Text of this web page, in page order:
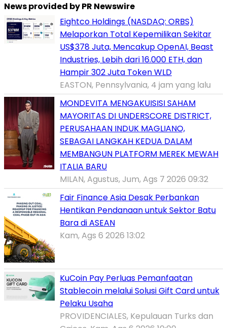
News provided by PR Newswire
Eightco Holdings (NASDAQ: ORBS)
Melaporkan Total Kepemilikan Sekitar
US$378 Juta, Mencakup OpenAI, Beast
Industries, Lebih dari 16.000 ETH, dan
Hampir 302 Juta Token WLD
EASTON, Pennsylvania, 4 jam yang lalu
MONDEVITA MENGAKUISISI SAHAM
MAYORITAS DI UNDERSCORE DISTRICT,
PERUSAHAAN INDUK MAGLIANO,
SEBAGAI LANGKAH KEDUA DALAM
MEMBANGUN PLATFORM MEREK MEWAH
ITALIA BARU
MILAN, Agustus, Jum, Ags 7 2026 09:32
Fair Finance Asia Desak Perbankan
Hentikan Pendanaan untuk Sektor Batu
Bara di ASEAN
Kam, Ags 6 2026 13:02
KuCoin Pay Perluas Pemanfaatan
Stablecoin melalui Solusi Gift Card untuk
Pelaku Usaha
PROVIDENCIALES, Kepulauan Turks dan